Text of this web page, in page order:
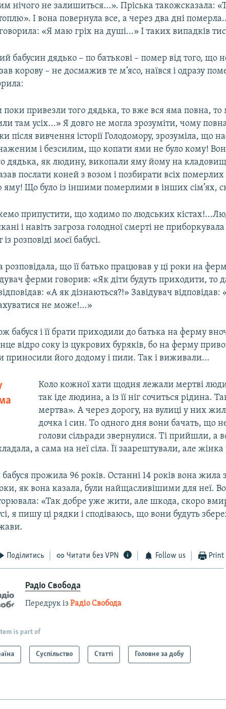
нічого не залишиться...». Пріська такожсказала:
І вона повернула все, а через два дні
«Я маю гріх на душі...» І таких випадків
бабусин дядько – по батькові – помер від того, що
корову – не досмажив те м’ясо, наївся і одразу
привезли того дядька, то вже вся яма повна, то
там усіх...» Я довго не могла зрозуміти, чому
після вивчення історії Голодомору, зрозуміла, що
і безсилим, що копати ями не було кому!
дядька, як людину, викопали яму йому на
послати коней з возом і позбирати всіх
яму! Що було із іншими померлими в інших сім’ях,
припустити, що ходимо по людських
і навіть загроза голодної смерті не
із розповіді моєї бабусі.
розповідала, що її батько працював у ці роки на
ферми говорив: «Як діти будуть приходити, то
«А як дізнаються?!» Завідувач
не може!...»
бабуся і її брати приходили до батька на ферму
відро соку із цукрових буряків, бо на ферму
приносили його додому і пили. Так і виживали...
Коло кожної хати щодня лежали мертві
так іде людина, а із її ніг сочиться рідина.
мертва». А через дорогу, на вулиці у них
дочка і син. То одного дня вони бачать, що
голови сільради звернулися. Ті прийшли, а
а сама на неї сіла. Її заарештували, але
прожила 96 років. Останні 14 років вона
як вона казала, були найщасливішими для неї.
«Так добре уже жити, але шкода, скоро
я пишу ці рядки і сподіваюсь, що вони будуть
Поділитись Читати без VPN Follow us Print
Радіо Свобода
Передрук ізРадіо Свобода
is part of
Суспільство Статті Головне за добу